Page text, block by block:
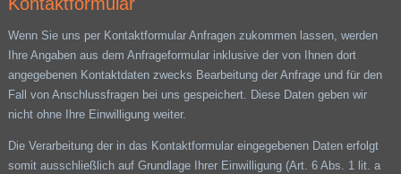
Wenn Sie uns per Kontaktformular Anfragen zukommen lassen, werden
Ihre Angaben aus dem Anfrageformular inklusive der von Ihnen dort
angegebenen Kontaktdaten zwecks Bearbeitung der Anfrage und für den
Fall von Anschlussfragen bei uns gespeichert. Diese Daten geben wir
nicht ohne Ihre Einwilligung weiter.
Die Verarbeitung der in das Kontaktformular eingegebenen Daten erfolgt
somit ausschließlich auf Grundlage Ihrer Einwilligung (Art. 6 Abs. 1 lit. a